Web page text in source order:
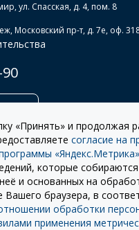
,ул. Спасская, д. 4, пом. 8
,Московский пр-т, д. 7е, оф.
© 2026
ITECH
«Принять» и продолжая
согласие на
«Яндекс.Метрика»
которые собираются
и основанных на
браузера, в
обработки
применения